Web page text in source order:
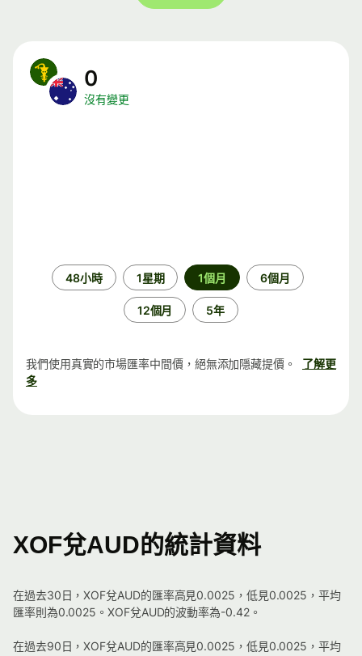
0
沒有變更
48小時 1星期 1個月 6個月
12個月 5年
我們使用真實的市場匯率中間價，絕無添加隱藏提價。
了解更
多
XOF兌AUD的統計資料
在過去30日，XOF兌AUD的匯率高見0.0025，低見0.0025，平均
匯率則為0.0025。XOF兌AUD的波動率為-0.42。
在過去90日，XOF兌AUD的匯率高見0.0025，低見0.0025，平均